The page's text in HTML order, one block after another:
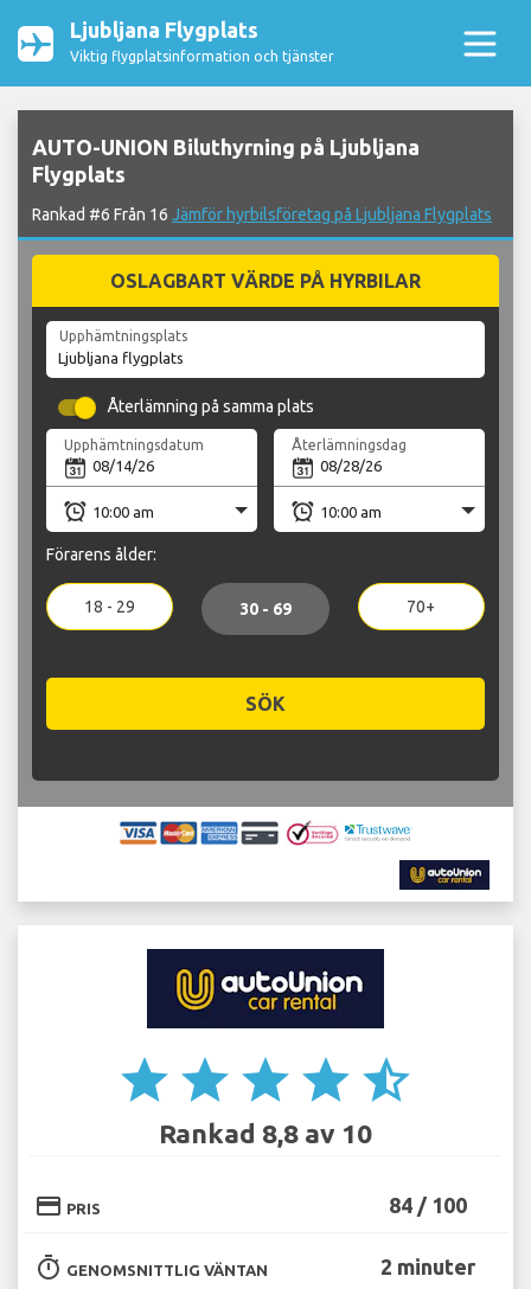
Ljubljana Flygplats
Viktig flygplatsinformation och tjänster
AUTO-UNION Biluthyrning på Ljubljana
Flygplats
Rankad #6 Från 16 Jämför hyrbilsföretag på Ljubljana Flygplats
OSLAGBART VÄRDE PÅ HYRBILAR
Upphämtningsplats
Återlämning på samma plats
Upphämtningsdatum Återlämningsdag
Förarens ålder:
18 - 29 30 - 69 70+
SÖK
star star star star star_half
Rankad 8,8 av 10
credit_card PRIS 84 / 100
timer GENOMSNITTLIG VÄNTAN 2 minuter